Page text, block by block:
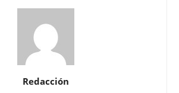
Redacción